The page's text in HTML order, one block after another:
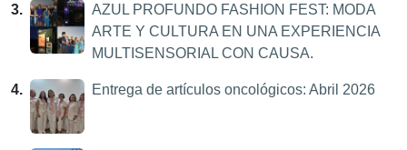
3.
AZUL PROFUNDO FASHION FEST: MODA
ARTE Y CULTURA EN UNA EXPERIENCIA
MULTISENSORIAL CON CAUSA.
4. Entrega de artículos oncológicos: Abril 2026